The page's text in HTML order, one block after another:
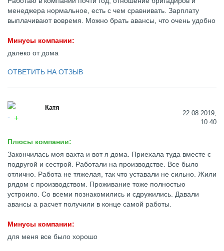
менеджера нормальное, есть с чем сравнивать. Зарплату
выплачивают вовремя. Можно брать авансы, что очень удобно
Минусы компании:
далеко от дома
ОТВЕТИТЬ НА ОТЗЫВ
Катя
22.08.2019,
10:40
Плюсы компании:
Закончилась моя вахта и вот я дома. Приехала туда вместе с
подругой и сестрой. Работали на производстве. Все было
отлично. Работа не тяжелая, так что уставали не сильно. Жили
рядом с производством. Проживание тоже полностью
устроило. Со всеми познакомились и сдружились. Давали
авансы а расчет получили в конце самой работы.
Минусы компании:
для меня все было хорошо